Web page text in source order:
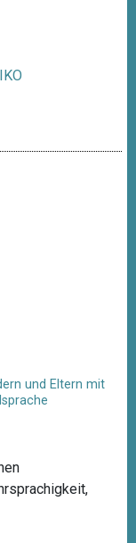
und Eltern mit